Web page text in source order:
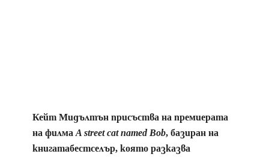
Кейт Мидълтън присъства на премиерата
на филмаA street cat named Bob, базиран на
книгатабестселър, която разказва